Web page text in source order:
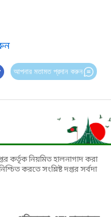
আপনার মতামত প্রদান করুন
কর্তৃক নিয়মিত হালনাগাদ করা
করতে সংশ্লিষ্ট দপ্তর সর্বদা